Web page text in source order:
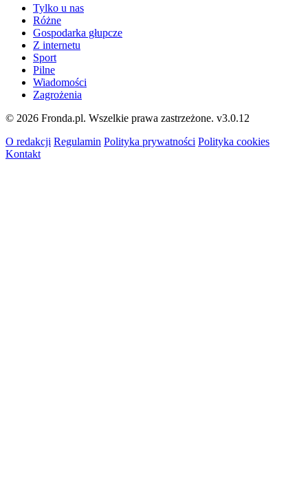
Tylko u nas
Różne
Gospodarka głupcze
Z internetu
Sport
Pilne
Wiadomości
Zagrożenia
© 2026 Fronda.pl. Wszelkie prawa zastrzeżone. v3.0.12
O redakcji Regulamin Polityka prywatności Polityka cookies
Kontakt